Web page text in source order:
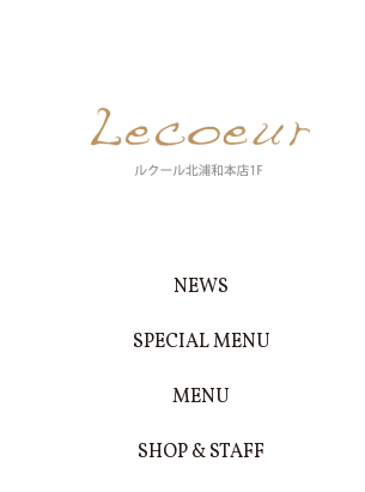
NEWS
SPECIAL MENU
MENU
SHOP & STAFF